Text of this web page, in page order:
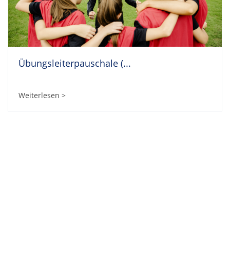
Übungsleiterpauschale (...
Weiterlesen >